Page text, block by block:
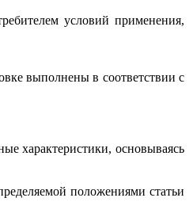
условий применения,
выполнены в соответствии с
характеристики, основываясь
положениями статьи